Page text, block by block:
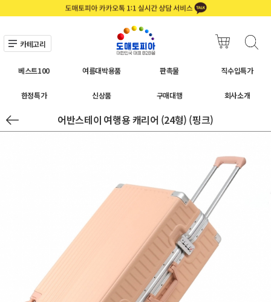
카테고리
베스트100 여름대박용품 판촉물 직수입특가
한정특가 신상품 구매대행 회사소개
어반스테이 여행용 캐리어 (24형) (핑크)